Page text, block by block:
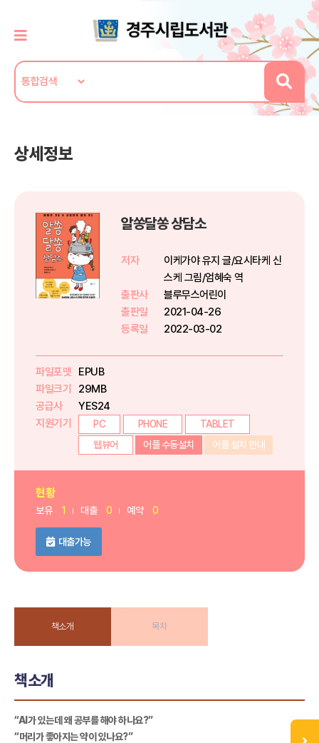
상세정보
알쏭달쏭 상담소
저자
이케가야 유지 글/요시타케 신
스케 그림/엄혜숙 역
출판사
블루무스어린이
출판일
2021-04-26
등록일
2022-03-02
파일포맷
EPUB
파일크기
29MB
공급사
YES24
지원기기
PC PHONE
TABLET
웹뷰어
어플 수동설치 어플 설치 안내
현황
보유 1 대출 0 예약 0
대출가능
책소개 목차
책소개
“AI가 있는데 왜 공부를 해야 하나요?”
“머리가 좋아지는 약이 있나요?”